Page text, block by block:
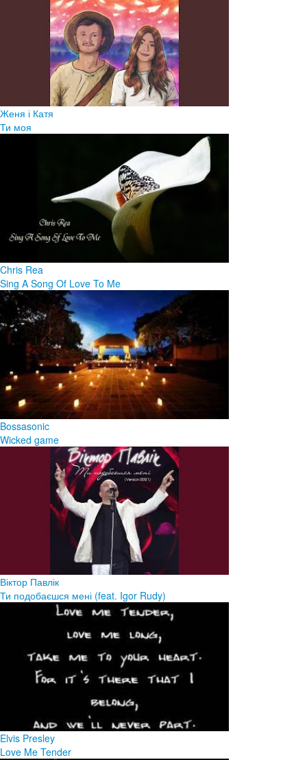
Женя і Катя
Ти моя
Chris Rea
Sing A Song Of Love To Me
Bossasonic
Wicked game
Віктор Павлік
Ти подобаєшся мені (feat. Igor Rudy)
Elvis Presley
Love Me Tender